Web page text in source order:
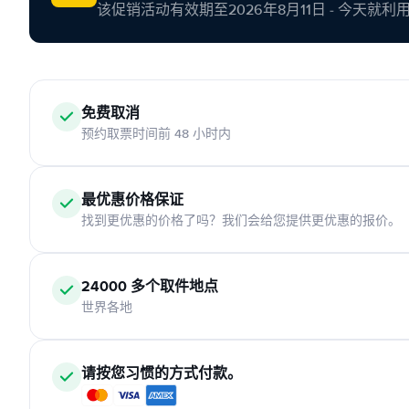
该促销活动有效期至2026年8月11日 - 今天就利用
免费取消
预约取票时间前 48 小时内
最优惠价格保证
找到更优惠的价格了吗？我们会给您提供更优惠的报价。
24000 多个取件地点
世界各地
请按您习惯的方式付款。